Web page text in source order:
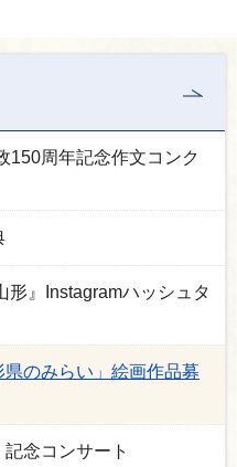
150周年記念作文コンク
形』Instagramハッシュタ
のみらい」絵画作品募
念コンサート